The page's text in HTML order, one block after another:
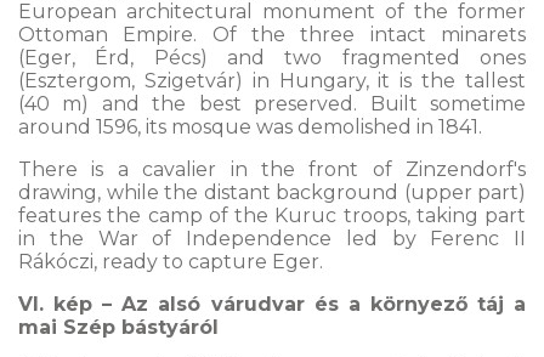
European architectural monument of the former
Ottoman Empire. Of the three intact minarets
(Eger, Érd, Pécs) and two fragmented ones
(Esztergom, Szigetvár) in Hungary, it is the tallest
(40 m) and the best preserved. Built sometime
around 1596, its mosque was demolished in 1841.
There is a cavalier in the front of Zinzendorf's
drawing, while the distant background (upper part)
features the camp of the Kuruc troops, taking part
in the War of Independence led by Ferenc II
Rákóczi, ready to capture Eger.
VI. kép – Az alsó várudvar és a környező táj a
mai Szép bástyáról